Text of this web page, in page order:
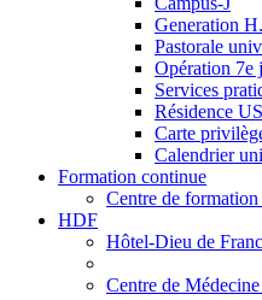
Generation
Pastorale
Opération 7e
Services
Résidence
Carte
Calendrier
Formation continue
Centre de
HDF
Hôtel-Dieu de
Centre de